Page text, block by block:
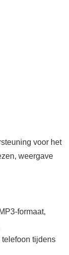
voor het
weergave
formaat,
tijdens